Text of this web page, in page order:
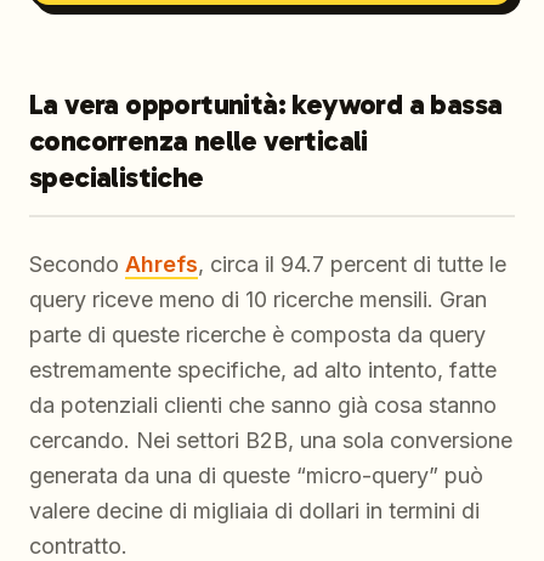
La vera opportunità: keyword a bassa
concorrenza nelle verticali
specialistiche
Secondo Ahrefs, circa il 94.7 percent di tutte le
query riceve meno di 10 ricerche mensili. Gran
parte di queste ricerche è composta da query
estremamente specifiche, ad alto intento, fatte
da potenziali clienti che sanno già cosa stanno
cercando. Nei settori B2B, una sola conversione
generata da una di queste “micro-query” può
valere decine di migliaia di dollari in termini di
contratto.